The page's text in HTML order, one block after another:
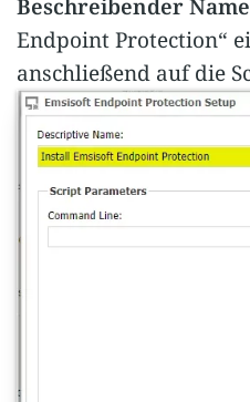
Beschreibender Name
Endpoint Protection“
anschließend auf die